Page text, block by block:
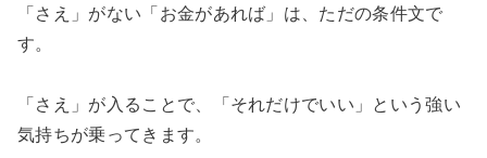
「さえ」がない「お金があれば」は、ただの条件文で
す。
「さえ」が入ることで、「それだけでいい」という強い
気持ちが乗ってきます。